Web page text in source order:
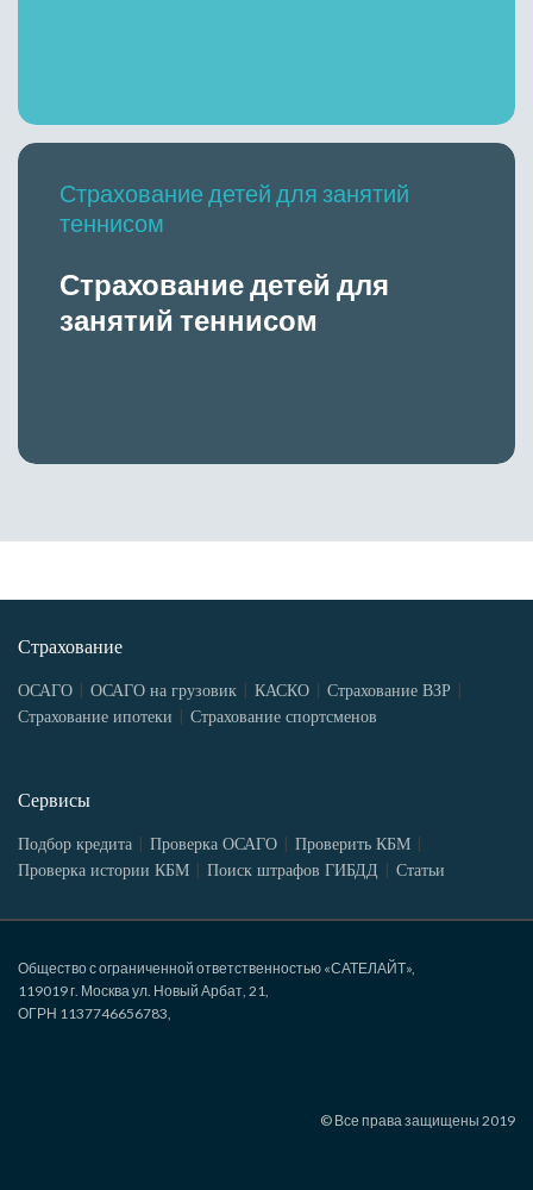
Страхование детей для занятий
теннисом
Страхование детей для
занятий теннисом
Страхование
ОСАГО ОСАГО на грузовик КАСКО
Страхование ВЗР
Страхование ипотеки
Страхование спортсменов
Сервисы
Подбор кредита Проверка ОСАГО
Проверить КБМ
Проверка истории КБМ
Поиск штрафов ГИБДД Статьи
Общество с ограниченной ответственностью «САТЕЛАЙТ»,
119019 г. Москва ул. Новый Арбат, 21,
ОГРН 1137746656783,
© Все права защищены 2019